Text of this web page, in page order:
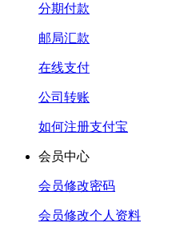
分期付款
邮局汇款
在线支付
公司转账
如何注册支付宝
会员中心
会员修改密码
会员修改个人资料